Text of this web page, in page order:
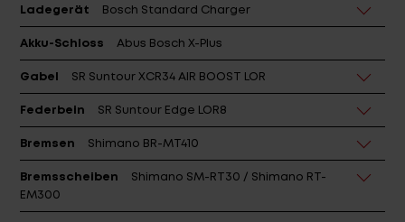
Ladegerät Bosch Standard Charger
Akku-Schloss Abus Bosch X-Plus
Gabel SR Suntour XCR34 AIR BOOST LOR
Federbein SR Suntour Edge LOR8
Bremsen Shimano BR-MT410
Bremsscheiben
Shimano SM-RT30 / Shimano RT-
EM300